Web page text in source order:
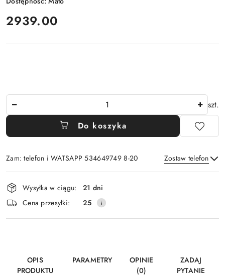
cena:
2939.00
szt.
Do koszyka
Zam: telefon i WATSAPP 534649749 8-20 Zostaw telefon
Wyślij
Dostępność
i
dostawa
Wysyłka w ciągu:
21 dni
Cena przesyłki:
25
OPIS
PRODUKTU
PARAMETRY
OPINIE
(0)
ZADAJ
PYTANIE